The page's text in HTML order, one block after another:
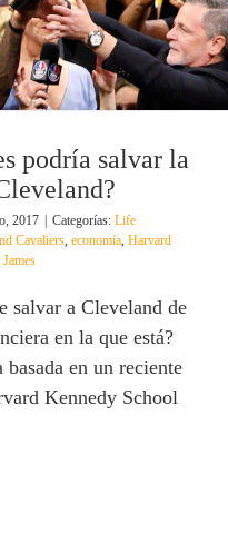
podría salvar la
2017 Categorías: Life
Cavaliers, economía, Harvard
salvar a Cleveland de
en la que está?
basada en un reciente
Kennedy School